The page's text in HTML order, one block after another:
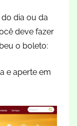
dia ou da
deve fazer
o boleto:
e aperte em